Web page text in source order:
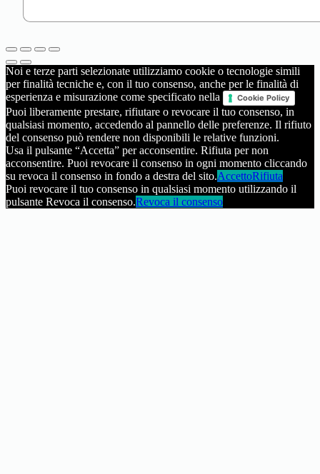
Noi e terze parti selezionate utilizziamo cookie o tecnologie simili
per finalità tecniche e, con il tuo consenso, anche per le finalità di
esperienza e misurazione come specificato nella
Cookie Policy
Puoi liberamente prestare, rifiutare o revocare il tuo consenso, in
qualsiasi momento, accedendo al pannello delle preferenze. Il rifiuto
del consenso può rendere non disponibili le relative funzioni.
Usa il pulsante “Accetta” per acconsentire. Rifiuta per non
acconsentire. Puoi revocare il consenso in ogni momento cliccando
su revoca il consenso in fondo a destra del sito.AccettoRifiuta
Puoi revocare il tuo consenso in qualsiasi momento utilizzando il
pulsante Revoca il consenso.Revoca il consenso